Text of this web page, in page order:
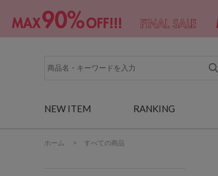
NEW ITEM RANKING
ホーム > すべての商品